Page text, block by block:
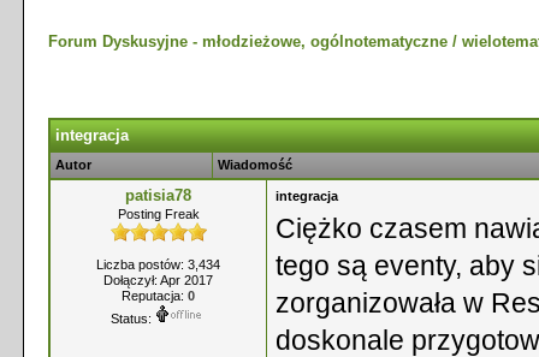
Forum Dyskusyjne - młodzieżowe, ogólnotematyczne /
integracja
Autor Wiadomość
patisia78
Posting Freak
Liczba postów: 3,434
Dołączył: Apr 2017
Reputacja: 0
Status:
integracja
Ciężko czasem
tego są eventy, aby
zorganizowała w
doskonale